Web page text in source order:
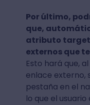
Por último,
que,
atributo
externos que
Esto hará que,
enlace externo,
pestaña en el
lo que el